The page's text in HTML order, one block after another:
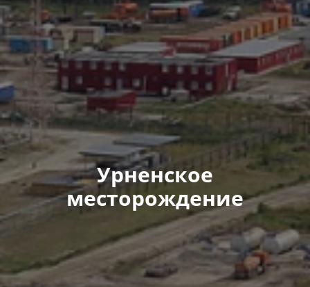
Урненское
месторождение​